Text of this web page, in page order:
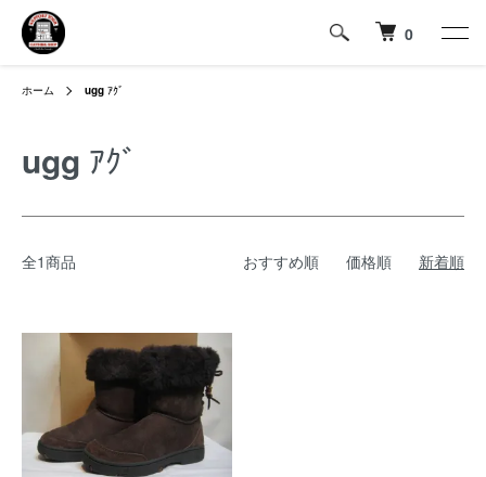
0
ホーム ugg ｱｸﾞ
ugg ｱｸﾞ
全1商品 おすすめ順 価格順 新着順